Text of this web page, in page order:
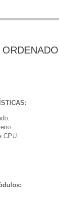
CPU.